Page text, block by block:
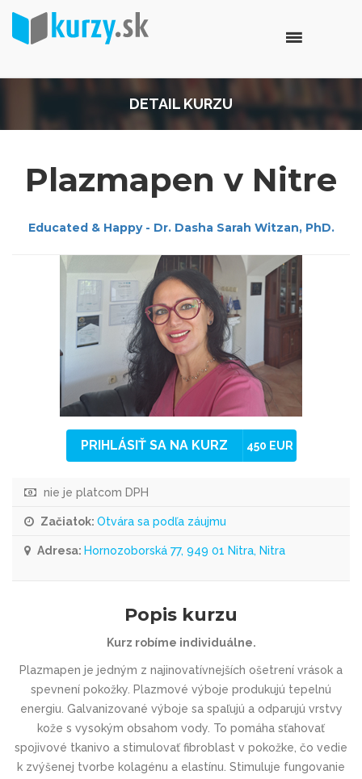
DETAIL KURZU
Plazmapen v Nitre
Educated & Happy - Dr. Dasha Sarah Witzan, PhD.
PRIHLÁSIŤ SA NA KURZ 450 EUR
nie je platcom DPH
Začiatok: Otvára sa podľa záujmu
Adresa: Hornozoborská 77, 949 01 Nitra, Nitra
Popis kurzu
Kurz robíme individuálne.
Plazmapen je jedným z najinovatív­nejších ošetrení vrások a
spevnení pokožky. Plazmové výboje produkujú tepelnú
energiu. Galvanizované výboje sa spaľujú a odparujú vrstvy
kože s vysokým obsahom vody. To pomáha sťahovať
spojivové tkanivo a stimulovať fibroblast v pokožke, čo vedie
k zvýšenej tvorbe kolagénu a elastínu. Stimuluje fungovanie